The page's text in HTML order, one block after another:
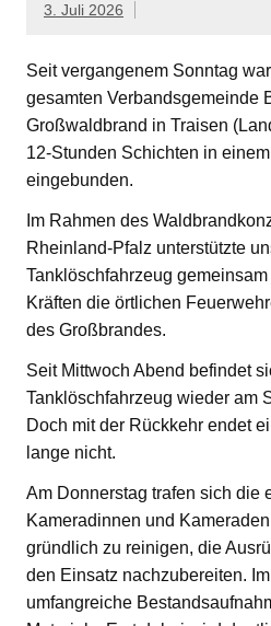
3. Juli 2026
Seit vergangenem Sonntag
gesamten Verbandsgemeinde
Großwaldbrand in Traisen
12-Stunden Schichten in
eingebunden.
Im Rahmen des
Rheinland-Pfalz unterstützte
Tanklöschfahrzeug
Kräften die örtlichen
des Großbrandes.
Seit Mittwoch Abend befindet
Tanklöschfahrzeug wieder am
Doch mit der Rückkehr endet
lange nicht.
Am Donnerstag trafen sich die
Kameradinnen und
gründlich zu reinigen, die
den Einsatz nachzubereiten.
umfangreiche